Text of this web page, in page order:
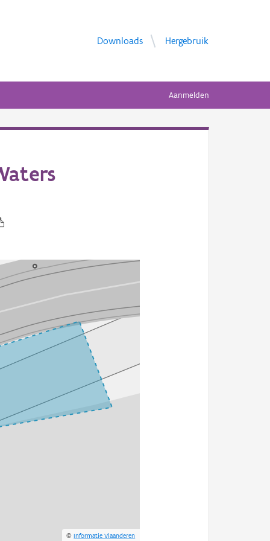
Downloads Hergebruik
Aanmelden
©Informatie Vlaanderen